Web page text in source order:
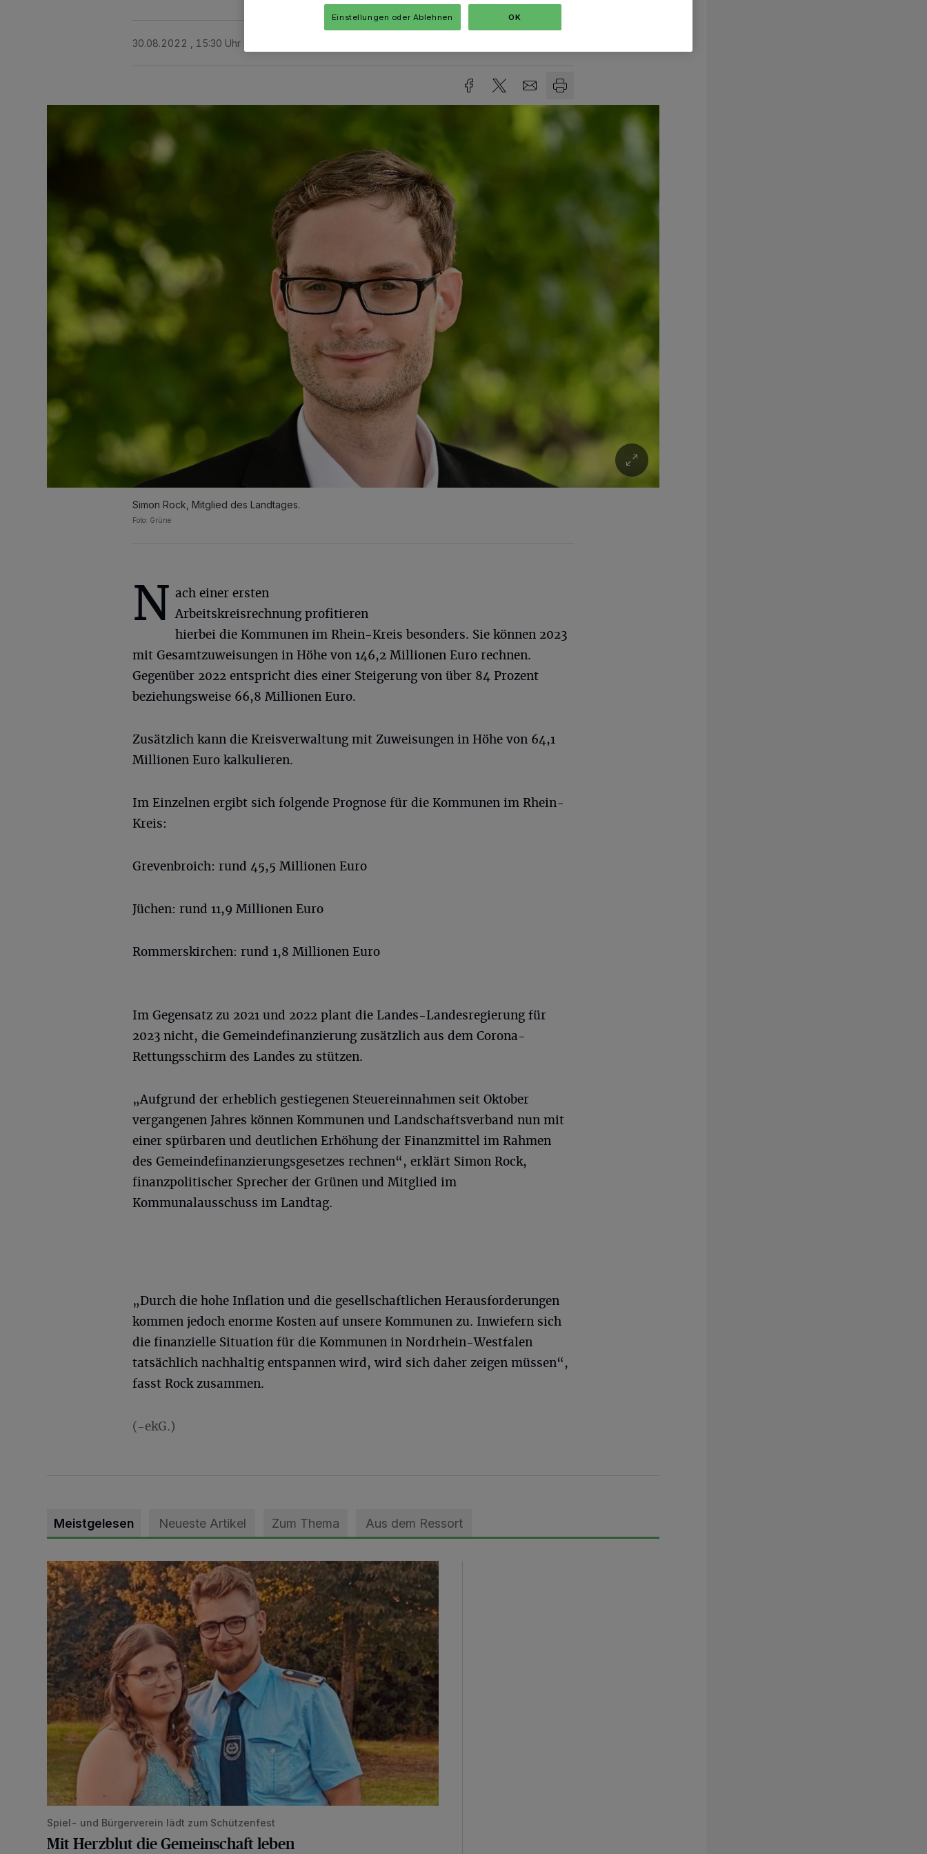
30.08.2022 , 15:30 Uhr
Simon Rock, Mitglied des Landtages.
Foto: Grüne
N ach einer ersten
Arbeitskreisrechnung profitieren
hierbei die Kommunen im Rhein-Kreis besonders. Sie können 2023
mit Gesamtzuweisungen in Höhe von 146,2 Millionen Euro rechnen.
Gegenüber 2022 entspricht dies einer Steigerung von über 84 Prozent
beziehungsweise 66,8 Millionen Euro.
Zusätzlich kann die Kreisverwaltung mit Zuweisungen in Höhe von 64,1
Millionen Euro kalkulieren.
Im Einzelnen ergibt sich folgende Prognose für die Kommunen im Rhein-
Kreis:
Grevenbroich: rund 45,5 Millionen Euro
Jüchen: rund 11,9 Millionen Euro
Rommerskirchen: rund 1,8 Millionen Euro
Im Gegensatz zu 2021 und 2022 plant die Landes-Landesregierung für
2023 nicht, die Gemeindefinanzierung zusätzlich aus dem Corona-
Rettungsschirm des Landes zu stützen.
„Aufgrund der erheblich gestiegenen Steuereinnahmen seit Oktober
vergangenen Jahres können Kommunen und Landschaftsverband nun mit
einer spürbaren und deutlichen Erhöhung der Finanzmittel im Rahmen
des Gemeindefinanzierungsgesetzes rechnen“, erklärt Simon Rock,
finanzpolitischer Sprecher der Grünen und Mitglied im
Kommunalausschuss im Landtag.
„Durch die hohe Inflation und die gesellschaftlichen Herausforderungen
kommen jedoch enorme Kosten auf unsere Kommunen zu. Inwiefern sich
die finanzielle Situation für die Kommunen in Nordrhein-Westfalen
tatsächlich nachhaltig entspannen wird, wird sich daher zeigen müssen“,
fasst Rock zusammen.
(-ekG.)
Meistgelesen Neueste Artikel Zum Thema Aus dem Ressort
Mit Herzblut die Gemeinschaft leben
Spiel- und Bürgerverein lädt zum Schützenfest
Mit Herzblut die Gemeinschaft leben
Einstellungen oder Ablehnen OK